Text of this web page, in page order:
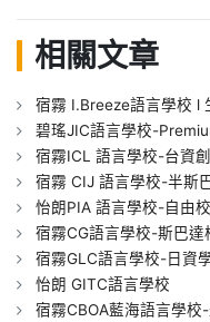
相關文章
宿霧 I.Breeze語言學校 l
碧瑤JIC語言學校-
宿霧ICL 語言學校-台資
宿霧 CIJ 語言學校-半斯
怡朗PIA 語言學校-自由
宿霧CG語言學校-斯巴達
宿霧GLC語言學校-日資
怡朗 GITC語言學校
宿霧CBOA藍海語言學